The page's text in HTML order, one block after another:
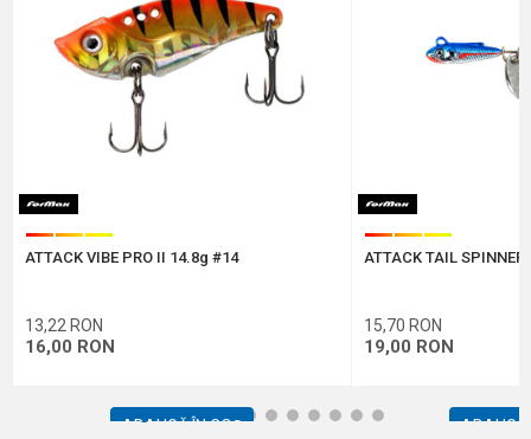
ATTACK VIBE PRO II 14.8g #14
13,22 RON
16,00 RON
ADAUGĂ ÎN COȘ
ATTACK TAIL SPINNER
15,70 RON
19,00 RON
ADAUGĂ
1 2 3 4 5 6 7 8 9 101112